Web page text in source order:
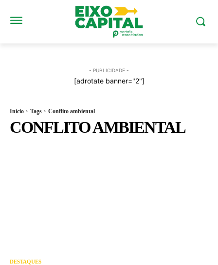
- PUBLICIDADE -
[adrotate banner="2"]
Início Tags Conflito ambiental
CONFLITO AMBIENTAL
DESTAQUES